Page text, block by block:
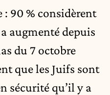
: 90 % considèrent
augmenté depuis
du 7 octobre
que les Juifs sont
sécurité qu’il y a